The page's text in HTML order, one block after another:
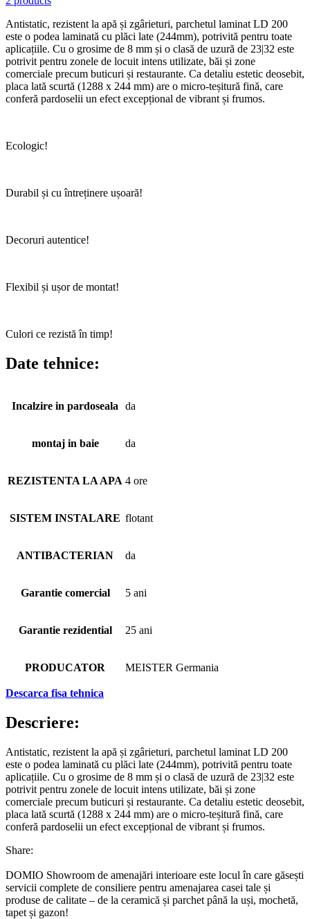
Antistatic, rezistent la apă și zgârieturi, parchetul laminat LD 200
este o podea laminată cu plăci late (244mm), potrivită pentru toate
aplicațiile. Cu o grosime de 8 mm și o clasă de uzură de 23|32 este
potrivit pentru zonele de locuit intens utilizate, băi și zone
comerciale precum buticuri și restaurante. Ca detaliu estetic deosebit,
placa lată scurtă (1288 x 244 mm) are o micro-teșitură fină, care
conferă pardoselii un efect excepțional de vibrant și frumos.
Ecologic!
Durabil și cu întreținere ușoară!
Decoruri autentice!
Flexibil și ușor de montat!
Culori ce rezistă în timp!
Date tehnice:
Incalzire in pardoseala da
montaj in baie da
REZISTENTA LA APA 4 ore
SISTEM INSTALARE flotant
ANTIBACTERIAN da
Garantie comercial 5 ani
Garantie rezidential 25 ani
PRODUCATOR MEISTER Germania
Descarca fisa tehnica
Descriere:
Antistatic, rezistent la apă și zgârieturi, parchetul laminat LD 200
este o podea laminată cu plăci late (244mm), potrivită pentru toate
aplicațiile. Cu o grosime de 8 mm și o clasă de uzură de 23|32 este
potrivit pentru zonele de locuit intens utilizate, băi și zone
comerciale precum buticuri și restaurante. Ca detaliu estetic deosebit,
placa lată scurtă (1288 x 244 mm) are o micro-teșitură fină, care
conferă pardoselii un efect excepțional de vibrant și frumos.
Share:
DOMIO Showroom de amenajări interioare este locul în care găsești
servicii complete de consiliere pentru amenajarea casei tale și
produse de calitate – de la ceramică și parchet până la uși, mochetă,
tapet și gazon!